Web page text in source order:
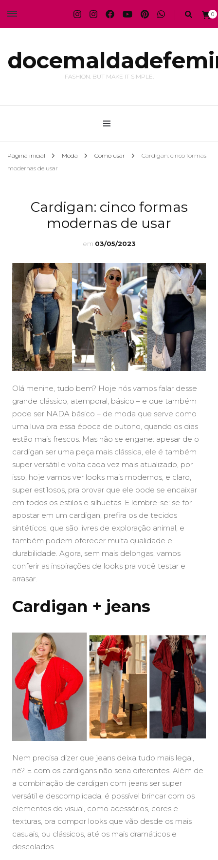
0
FASHION. BUT MAKE IT SIMPLE.
Página inicial Moda Como usar
Cardigan: cinco formas
modernas de usar
Cardigan: cinco formas
modernas de usar
em 03/05/2023
Olá menine, tudo bem? Hoje nós vamos falar desse
grande clássico, atemporal, básico – e que também
pode ser NADA básico – de moda que serve como
uma luva pra essa época de outono, quando os dias
estão mais frescos. Mas não se engane: apesar de o
cardigan ser uma peça mais clássica, ele é também
super versátil e volta cada vez mais atualizado, por
isso, hoje vamos ver looks mais modernos, e claro,
super estilosos, pra provar que ele pode se encaixar
em todos os estilos e silhuetas. E lembre-se: se for
apostar em um cardigan, prefira os de tecidos
sintéticos, que são livres de exploração animal, e
também podem oferecer muita qualidade e
durabilidade. Agora, sem mais delongas, vamos
conferir as inspirações de looks pra você testar e
arrasar.
Cardigan + jeans
Nem precisa dizer que jeans deixa tudo mais legal,
né? E com os cardigans não seria diferentes. Além de
a combinação de cardigan com jeans ser super
versátil e descomplicada, é possível brincar com os
elementos do visual, como acessórios, cores e
texturas, pra compor looks que vão desde os mais
casuais, ou clássicos, até os mais dramáticos e
descolados.